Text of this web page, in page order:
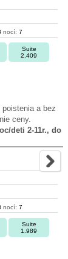
nocí: 7
Suite
2.409
a bez
ceny.
deti 2-11r., do
nocí: 7
Suite
1.989